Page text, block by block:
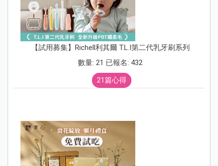
【試用募集】Richell利其爾 T.L.I第二代乳牙刷系列
數量: 21 已報名: 432
21篇心得